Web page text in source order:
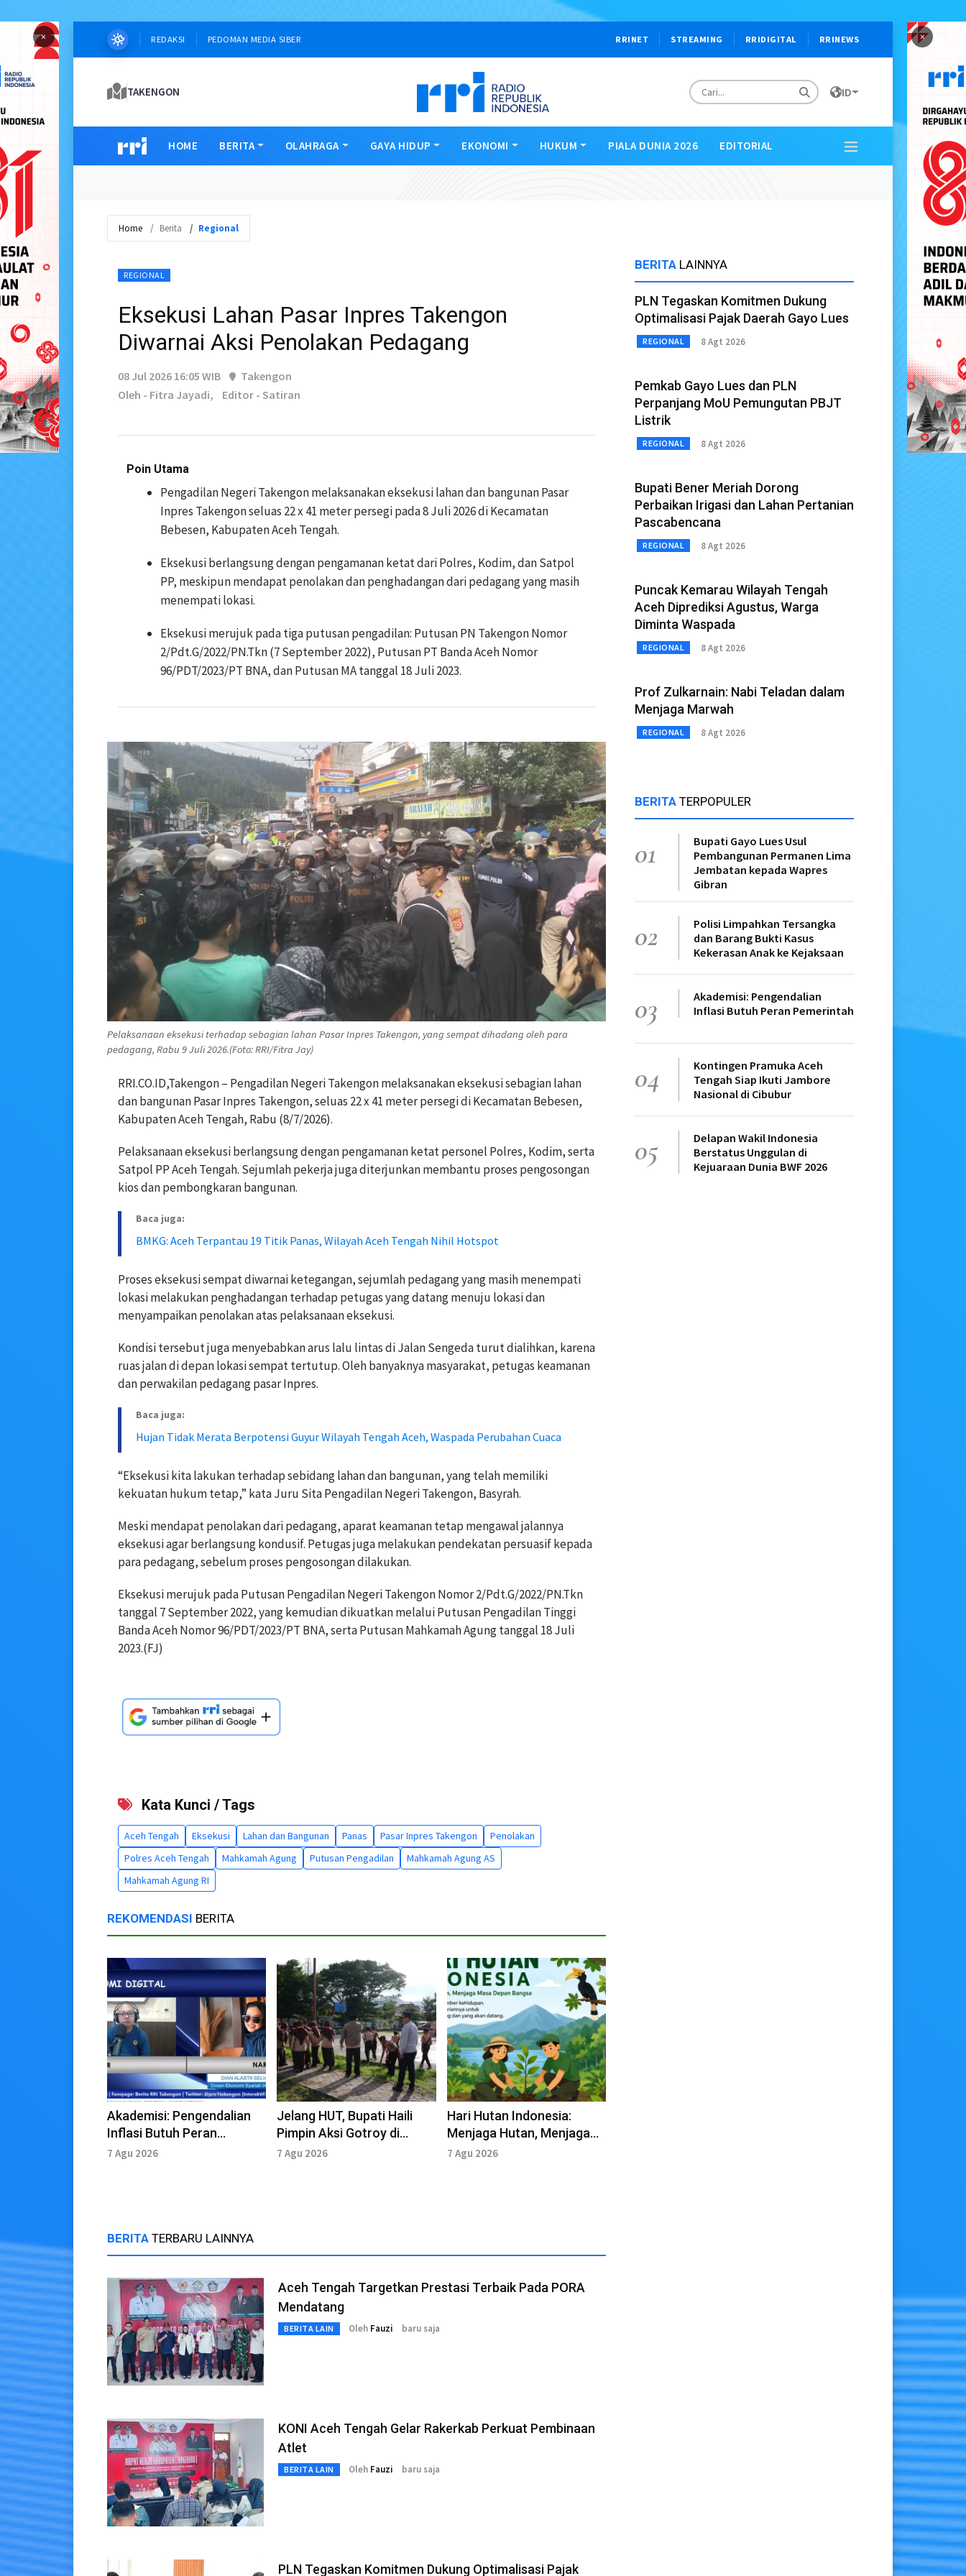
× ×
REDAKSI PEDOMAN MEDIA SIBER RRINET STREAMING RRIDIGITAL RRINEWS
TAKENGON ID
HOME BERITA OLAHRAGA GAYA HIDUP EKONOMI HUKUM PIALA DUNIA 2026 EDITORIAL
Home Berita Regional
REGIONAL
Eksekusi Lahan Pasar Inpres Takengon
Diwarnai Aksi Penolakan Pedagang
08 Jul 2026 16:05 WIB
Takengon
Oleh - Fitra Jayadi,
Editor - Satiran
Poin Utama
Pengadilan Negeri Takengon melaksanakan eksekusi lahan dan bangunan Pasar
Inpres Takengon seluas 22 x 41 meter persegi pada 8 Juli 2026 di Kecamatan
Bebesen, Kabupaten Aceh Tengah.
Eksekusi berlangsung dengan pengamanan ketat dari Polres, Kodim, dan Satpol
PP, meskipun mendapat penolakan dan penghadangan dari pedagang yang masih
menempati lokasi.
Eksekusi merujuk pada tiga putusan pengadilan: Putusan PN Takengon Nomor
2/Pdt.G/2022/PN.Tkn (7 September 2022), Putusan PT Banda Aceh Nomor
96/PDT/2023/PT BNA, dan Putusan MA tanggal 18 Juli 2023.
Pelaksanaan eksekusi terhadap sebagian lahan Pasar Inpres Takengon, yang sempat dihadang oleh para
pedagang, Rabu 9 Juli 2026.(Foto: RRI/Fitra Jay)
RRI.CO.ID,Takengon – Pengadilan Negeri Takengon melaksanakan eksekusi sebagian lahan
dan bangunan Pasar Inpres Takengon, seluas 22 x 41 meter persegi di Kecamatan Bebesen,
Kabupaten Aceh Tengah, Rabu (8/7/2026).
Pelaksanaan eksekusi berlangsung dengan pengamanan ketat personel Polres, Kodim, serta
Satpol PP Aceh Tengah. Sejumlah pekerja juga diterjunkan membantu proses pengosongan
kios dan pembongkaran bangunan.
Baca juga:
BMKG: Aceh Terpantau 19 Titik Panas, Wilayah Aceh Tengah Nihil Hotspot
Proses eksekusi sempat diwarnai ketegangan, sejumlah pedagang yang masih menempati
lokasi melakukan penghadangan terhadap petugas yang datang menuju lokasi dan
menyampaikan penolakan atas pelaksanaan eksekusi.
Kondisi tersebut juga menyebabkan arus lalu lintas di Jalan Sengeda turut dialihkan, karena
ruas jalan di depan lokasi sempat tertutup. Oleh banyaknya masyarakat, petugas keamanan
dan perwakilan pedagang pasar Inpres.
Baca juga:
Hujan Tidak Merata Berpotensi Guyur Wilayah Tengah Aceh, Waspada Perubahan Cuaca
“Eksekusi kita lakukan terhadap sebidang lahan dan bangunan, yang telah memiliki
kekuatan hukum tetap,” kata Juru Sita Pengadilan Negeri Takengon, Basyrah.
Meski mendapat penolakan dari pedagang, aparat keamanan tetap mengawal jalannya
eksekusi agar berlangsung kondusif. Petugas juga melakukan pendekatan persuasif kepada
para pedagang, sebelum proses pengosongan dilakukan.
Eksekusi merujuk pada Putusan Pengadilan Negeri Takengon Nomor 2/Pdt.G/2022/PN.Tkn
tanggal 7 September 2022, yang kemudian dikuatkan melalui Putusan Pengadilan Tinggi
Banda Aceh Nomor 96/PDT/2023/PT BNA, serta Putusan Mahkamah Agung tanggal 18 Juli
2023.(FJ)
Kata Kunci / Tags
Aceh Tengah Eksekusi Lahan dan Bangunan Panas Pasar Inpres Takengon
Penolakan
Polres Aceh Tengah
Mahkamah Agung Putusan Pengadilan
Mahkamah Agung AS
Mahkamah Agung RI
REKOMENDASI BERITA
Akademisi: Pengendalian
Inflasi Butuh Peran
Pemerintah
7 Agu 2026
Jelang HUT, Bupati Haili
Pimpin Aksi Gotroy di
Musara Alun
7 Agu 2026
Hari Hutan Indonesia:
Menjaga Hutan, Menjaga
Masa Depan Bangsa
7 Agu 2026
BERITA TERBARU LAINNYA
Aceh Tengah Targetkan Prestasi Terbaik Pada PORA
Mendatang
BERITA LAIN Oleh Fauzi baru saja
KONI Aceh Tengah Gelar Rakerkab Perkuat Pembinaan
Atlet
BERITA LAIN Oleh Fauzi baru saja
PLN Tegaskan Komitmen Dukung Optimalisasi Pajak
BERITA LAINNYA
PLN Tegaskan Komitmen Dukung
Optimalisasi Pajak Daerah Gayo Lues
REGIONAL 8 Agt 2026
Pemkab Gayo Lues dan PLN
Perpanjang MoU Pemungutan PBJT
Listrik
REGIONAL 8 Agt 2026
Bupati Bener Meriah Dorong
Perbaikan Irigasi dan Lahan Pertanian
Pascabencana
REGIONAL 8 Agt 2026
Puncak Kemarau Wilayah Tengah
Aceh Diprediksi Agustus, Warga
Diminta Waspada
REGIONAL 8 Agt 2026
Prof Zulkarnain: Nabi Teladan dalam
Menjaga Marwah
REGIONAL 8 Agt 2026
BERITA TERPOPULER
01
Bupati Gayo Lues Usul
Pembangunan Permanen Lima
Jembatan kepada Wapres
Gibran
02
Polisi Limpahkan Tersangka
dan Barang Bukti Kasus
Kekerasan Anak ke Kejaksaan
03
Akademisi: Pengendalian
Inflasi Butuh Peran Pemerintah
04
Kontingen Pramuka Aceh
Tengah Siap Ikuti Jambore
Nasional di Cibubur
05
Delapan Wakil Indonesia
Berstatus Unggulan di
Kejuaraan Dunia BWF 2026